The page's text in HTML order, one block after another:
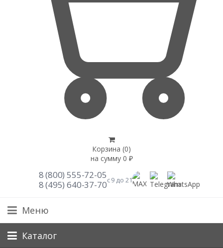
Корзина (0)
на сумму 0 ₽
8 (800) 555-72-05
8 (495) 640-37-70с 9 до 21
Меню
Каталог